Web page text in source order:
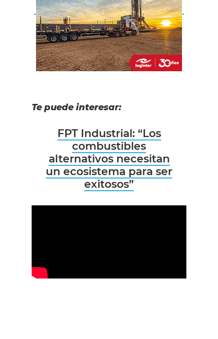
Te puede interesar:
FPT Industrial: “Los
combustibles
alternativos necesitan
un ecosistema para ser
exitosos”